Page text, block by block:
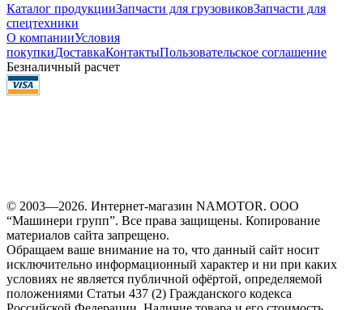
Каталог продукцииЗапчасти для грузовиковЗапчасти для
спецтехники
О компанииУсловия
покупкиДоставкаКонтактыПользовательское соглашение
Безналичный расчет
© 2003—2026. Интернет-магазин NAMOTOR. ООО
“Машинери групп”. Все права защищены. Копирование
материалов сайта запрещено.
Обращаем ваше внимание на то, что данный сайт носит
исключительно информационный характер и ни при каких
условиях не является публичной офёртой, определяемой
положениями Статьи 437 (2) Гражданского кодекса